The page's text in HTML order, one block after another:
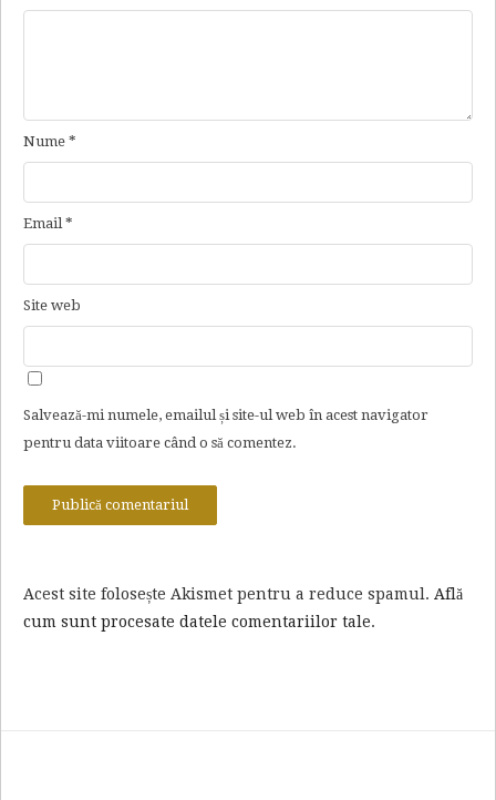
Nume *
Email*
Site web
Salvează-mi numele, emailul și site-ul web în acest navigator
pentru data viitoare când o să comentez.
Acest site folosește Akismet pentru a reduce spamul. Află
cum sunt procesate datele comentariilor tale.